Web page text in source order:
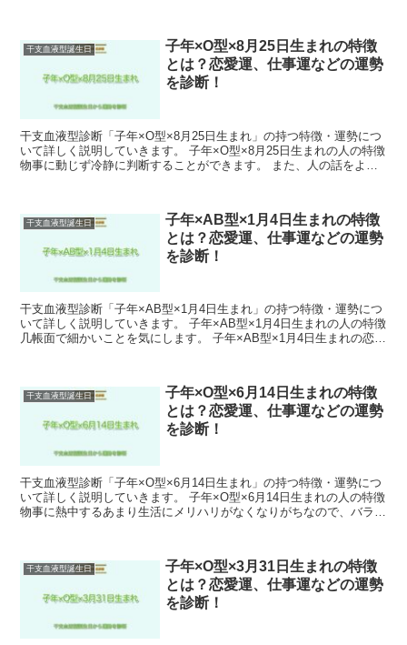
干支血液型誕生日
子年×O型×8月25日生まれの特徴
とは？恋愛運、仕事運などの運勢
を診断！
干支血液型診断「子年×O型×8月25日生まれ」の持つ特徴・運勢につ
いて詳しく説明していきます。 子年×O型×8月25日生まれの人の特徴
物事に動じず冷静に判断することができます。 また、人の話をよく
干支血液型誕生日
子年×AB型×1月4日生まれの特徴
とは？恋愛運、仕事運などの運勢
を診断！
干支血液型診断「子年×AB型×1月4日生まれ」の持つ特徴・運勢につ
いて詳しく説明していきます。 子年×AB型×1月4日生まれの人の特徴
几帳面で細かいことを気にします。 子年×AB型×1月4日生まれの恋愛
干支血液型誕生日
子年×O型×6月14日生まれの特徴
とは？恋愛運、仕事運などの運勢
を診断！
干支血液型診断「子年×O型×6月14日生まれ」の持つ特徴・運勢につ
いて詳しく説明していきます。 子年×O型×6月14日生まれの人の特徴
物事に熱中するあまり生活にメリハリがなくなりがちなので、バラン
干支血液型誕生日
子年×O型×3月31日生まれの特徴
とは？恋愛運、仕事運などの運勢
を診断！